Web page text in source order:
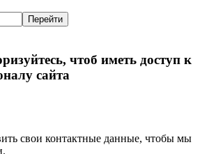
чтоб иметь доступ к
сайта
свои контактные данные, чтобы мы